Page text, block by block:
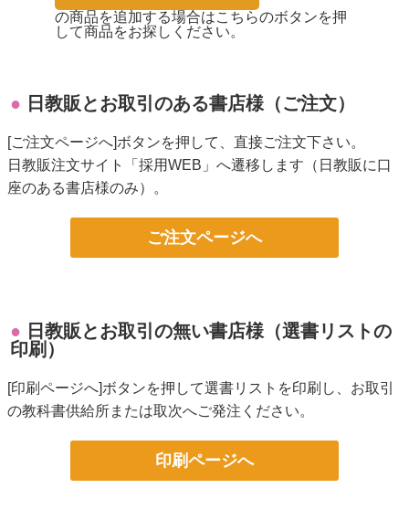
の商品を追加する場合はこちらのボタンを押
して商品をお探しください。
日教販とお取引のある書店様（ご注文）
[ご注文ページへ]ボタンを押して、直接ご注文下さい。
日教販注文サイト「採用WEB」へ遷移します（日教販に口
座のある書店様のみ）。
ご注文ページへ
日教販とお取引の無い書店様（選書リストの
印刷）
[印刷ページへ]ボタンを押して選書リストを印刷し、お取引
の教科書供給所または取次へご発注ください。
印刷ページへ